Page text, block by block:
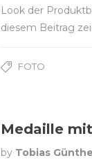
Look der
diesem Beitrag
FOTO
Medaille
by Tobias